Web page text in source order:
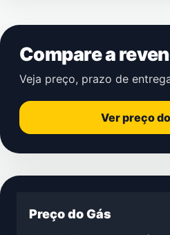
Compare a
Veja preço, prazo de
Ver preço
Preço do Gás